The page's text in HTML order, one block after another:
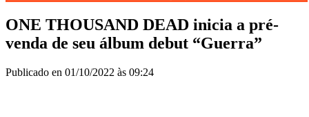
ONE THOUSAND DEAD inicia a pré-
venda de seu álbum debut “Guerra”
Publicado en 01/10/2022 às 09:24